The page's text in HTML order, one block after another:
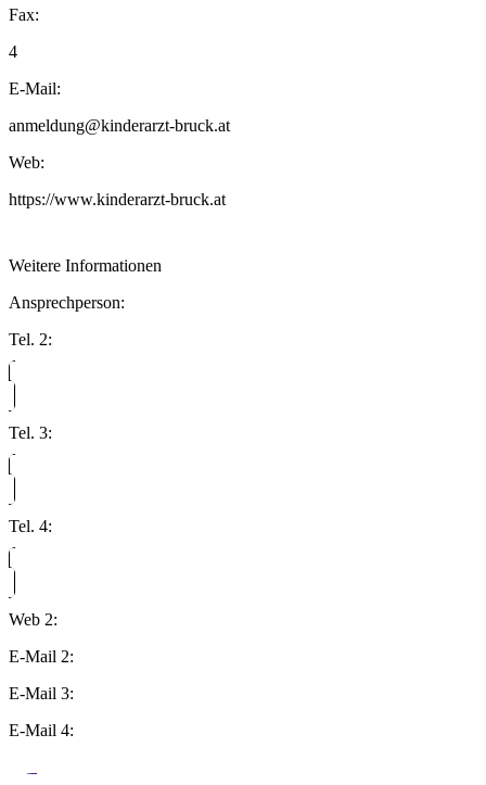
Fax:
4
E-Mail:
anmeldung@kinderarzt-bruck.at
Web:
https://www.kinderarzt-bruck.at
Weitere Informationen
Ansprechperson:
Tel. 2:
Tel. 3:
Tel. 4:
Web 2:
E-Mail 2:
E-Mail 3:
E-Mail 4: